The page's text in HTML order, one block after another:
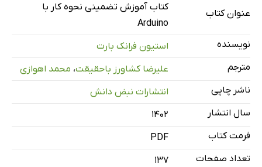
4. ضمیمه
عنوان کتاب
کتاب آموزش تضمینی نحوه کار با
Arduino
نویسنده
استیون فرانک بارت
مترجم
علیرضا کشاورز باحقیقت، محمد اهوازی
ناشر چاپی
انتشارات نبض دانش
سال انتشار
۱۴۰۲
فرمت کتاب
PDF
تعداد صفحات
137